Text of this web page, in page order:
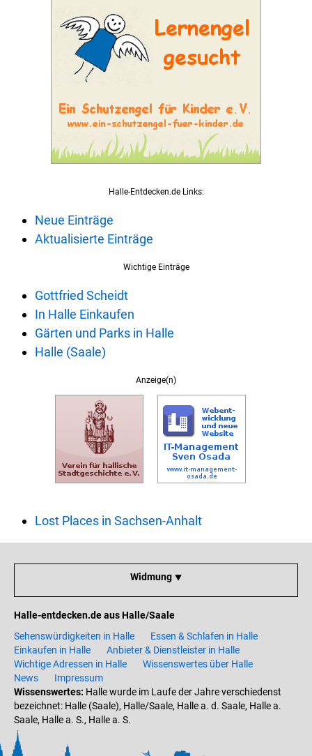
Halle-Entdecken.de Links:
Neue Einträge
Aktualisierte Einträge
Wichtige Einträge
Gottfried Scheidt
In Halle Einkaufen
Gärten und Parks in Halle
Halle (Saale)
Anzeige(n)
Lost Places in Sachsen-Anhalt
Widmung ⯆
Halle-entdecken.de aus Halle/Saale
Sehenswürdigkeiten in Halle
Essen & Schlafen in Halle
Einkaufen in Halle
Anbieter & Dienstleister in Halle
Wichtige Adressen in Halle
Wissenswertes über Halle
News
Impressum
Wissenswertes: Halle wurde im Laufe der Jahre verschiedenst
bezeichnet: Halle (Saale), Halle/Saale, Halle a. d. Saale, Halle a.
Saale, Halle a. S., Halle a. S.